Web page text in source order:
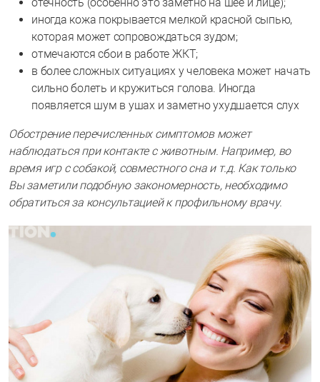
иногда кожа покрывается мелкой красной сыпью,
которая может сопровождаться зудом;
отмечаются сбои в работе ЖКТ;
в более сложных ситуациях у человека может начать
сильно болеть и кружиться голова. Иногда
появляется шум в ушах и заметно ухудшается слух
Обострение перечисленных симптомов может
наблюдаться при контакте с животным. Например, во
время игр с собакой, совместного сна и т.д. Как только
Вы заметили подобную закономерность, необходимо
обратиться за консультацией к профильному врачу.